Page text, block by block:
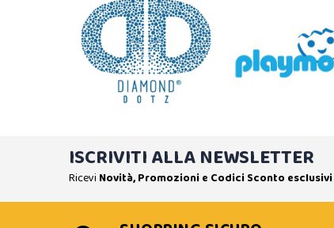
ISCRIVITI ALLA NEWSLETTER
Ricevi Novità, Promozioni e Codici Sconto esclusivi